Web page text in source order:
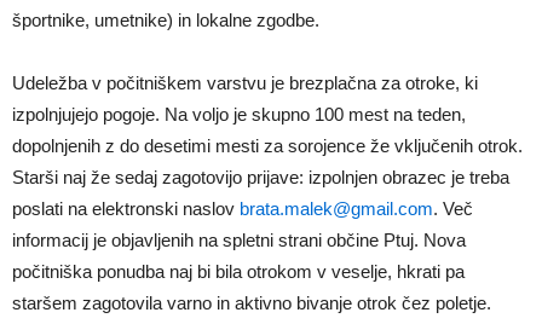
športnike, umetnike) in lokalne zgodbe.
Udeležba v počitniškem varstvu je brezplačna za otroke, ki
izpolnjujejo pogoje. Na voljo je skupno 100 mest na teden,
dopolnjenih z do desetimi mesti za sorojence že vključenih otrok.
Starši naj že sedaj zagotovijo prijave: izpolnjen obrazec je treba
poslati na elektronski naslov brata.malek@gmail.com. Več
informacij je objavljenih na spletni strani občine Ptuj. Nova
počitniška ponudba naj bi bila otrokom v veselje, hkrati pa
staršem zagotovila varno in aktivno bivanje otrok čez poletje.